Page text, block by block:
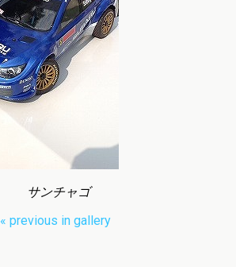
サンチャゴ
« previous in gallery